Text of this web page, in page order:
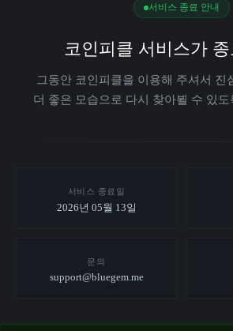
서비스 종료 안내
코인피클 서비스가
그동안 코인피클을 이용해 주셔서 진
더 좋은 모습으로 다시 찾아뵐 수 있
서비스 종료일
2026년 05월 13일
문의
support@bluegem.me